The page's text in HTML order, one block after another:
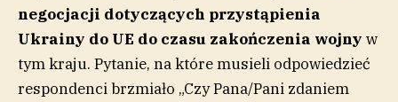
negocjacji dotyczących przystąpienia
Ukrainy do UE do czasu zakończenia wojny w
tym kraju. Pytanie, na które musieli odpowiedzieć
respondenci brzmiało „Czy Pana/Pani zdaniem